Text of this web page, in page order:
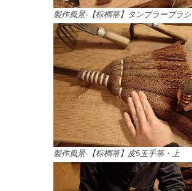
製作風景-【棕櫚箒】タンブラーブラシ
製作風景-【棕櫚箒】皮5玉手箒・上